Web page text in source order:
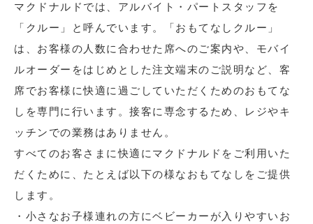
マクドナルドでは、アルバイト・パートスタッフを
「クルー」と呼んでいます。「おもてなしクルー」
は、お客様の人数に合わせた席へのご案内や、モバイ
ルオーダーをはじめとした注文端末のご説明など、客
席でお客様に快適に過ごしていただくためのおもてな
しを専門に行います。接客に専念するため、レジやキ
ッチンでの業務はありません。
すべてのお客さまに快適にマクドナルドをご利用いた
だくために、たとえば以下の様なおもてなしをご提供
します。
・小さなお子様連れの方にベビーカーが入りやすいお